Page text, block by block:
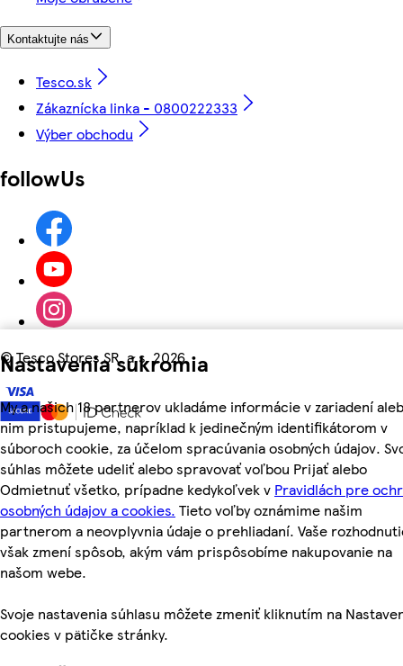
Nastavenia súkromia
My a našich 18 partnerov ukladáme informácie v zariadení
nim pristupujeme, napríklad k jedinečným identifikátorom v
súboroch cookie, za účelom spracúvania osobných údajov.
súhlas môžete udeliť alebo spravovať voľbou Prijať alebo
Odmietnuť všetko, prípadne kedykoľvek v Pravidlách pre
osobných údajov a cookies. Tieto voľby oznámime našim
partnerom a neovplyvnia údaje o prehliadaní. Vaše
však zmení spôsob, akým vám prispôsobíme nakupovanie na
našom webe.
Svoje nastavenia súhlasu môžete zmeniť kliknutím na
cookies v pätičke stránky.
Kontaktujte nás
Tesco.sk
Zákaznícka linka - 0800222333
Výber obchodu
followUs
©Tesco Stores SR, a.s. 2026